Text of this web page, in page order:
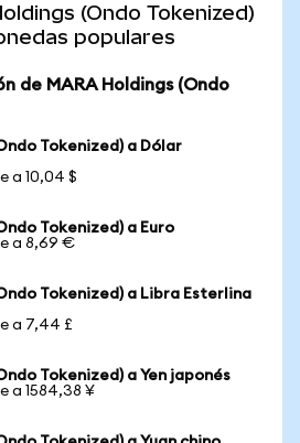
(Ondo Tokenized)
populares
de MARA Holdings (Ondo
Tokenized) a Dólar
a 10,04 $
Tokenized) a Euro
a 8,69 €
Tokenized) a Libra Esterlina
a 7,44 £
Tokenized) a Yen japonés
a 1584,38 ¥